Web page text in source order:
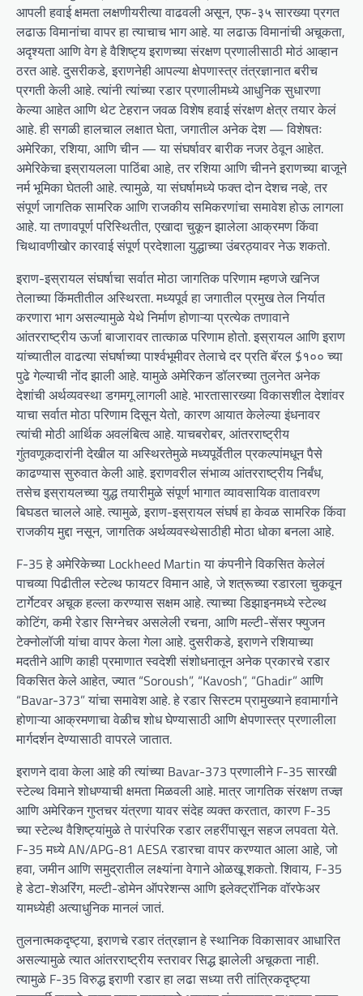
आपली हवाई क्षमता लक्षणीयरीत्या वाढवली असून, एफ-३५ सारख्या प्रगत
लढाऊ विमानांचा वापर हा त्याचाच भाग आहे. या लढाऊ विमानांची अचूकता,
अदृश्यता आणि वेग हे वैशिष्ट्य इराणच्या संरक्षण प्रणालीसाठी मोठं आव्हान
ठरत आहे. दुसरीकडे, इराणनेही आपल्या क्षेपणास्त्र तंत्रज्ञानात बरीच
प्रगती केली आहे. त्यांनी त्यांच्या रडार प्रणालीमध्ये आधुनिक सुधारणा
केल्या आहेत आणि थेट टेहरान जवळ विशेष हवाई संरक्षण क्षेत्र तयार केलं
आहे. ही सगळी हालचाल लक्षात घेता, जगातील अनेक देश — विशेषतः
अमेरिका, रशिया, आणि चीन — या संघर्षावर बारीक नजर ठेवून आहेत.
अमेरिकेचा इस्रायलला पाठिंबा आहे, तर रशिया आणि चीनने इराणच्या बाजूने
नर्म भूमिका घेतली आहे. त्यामुळे, या संघर्षामध्ये फक्त दोन देशच नव्हे, तर
संपूर्ण जागतिक सामरिक आणि राजकीय समिकरणांचा समावेश होऊ लागला
आहे. या तणावपूर्ण परिस्थितीत, एखादा चुकून झालेला आक्रमण किंवा
चिथावणीखोर कारवाई संपूर्ण प्रदेशाला युद्धाच्या उंबरठ्यावर नेऊ शकतो.
इराण-इस्रायल संघर्षाचा सर्वात मोठा जागतिक परिणाम म्हणजे खनिज
तेलाच्या किंमतीतील अस्थिरता. मध्यपूर्व हा जगातील प्रमुख तेल निर्यात
करणारा भाग असल्यामुळे येथे निर्माण होणाऱ्या प्रत्येक तणावाने
आंतरराष्ट्रीय ऊर्जा बाजारावर तात्काळ परिणाम होतो. इस्रायल आणि इराण
यांच्यातील वाढत्या संघर्षाच्या पार्श्वभूमीवर तेलाचे दर प्रति बॅरल $१०० च्या
पुढे गेल्याची नोंद झाली आहे. यामुळे अमेरिकन डॉलरच्या तुलनेत अनेक
देशांची अर्थव्यवस्था डगमगू लागली आहे. भारतासारख्या विकासशील देशांवर
याचा सर्वात मोठा परिणाम दिसून येतो, कारण आयात केलेल्या इंधनावर
त्यांची मोठी आर्थिक अवलंबित्व आहे. याचबरोबर, आंतरराष्ट्रीय
गुंतवणूकदारांनी देखील या अस्थिरतेमुळे मध्यपूर्वेतील प्रकल्पांमधून पैसे
काढण्यास सुरुवात केली आहे. इराणवरील संभाव्य आंतरराष्ट्रीय निर्बंध,
तसेच इस्रायलच्या युद्ध तयारीमुळे संपूर्ण भागात व्यावसायिक वातावरण
बिघडत चालले आहे. त्यामुळे, इराण-इस्रायल संघर्ष हा केवळ सामरिक किंवा
राजकीय मुद्दा नसून, जागतिक अर्थव्यवस्थेसाठीही मोठा धोका बनला आहे.
F-35 हे अमेरिकेच्या Lockheed Martin या कंपनीने विकसित केलेलं
पाचव्या पिढीतील स्टेल्थ फायटर विमान आहे, जे शत्रूच्या रडारला चुकवून
टार्गेटवर अचूक हल्ला करण्यास सक्षम आहे. त्याच्या डिझाइनमध्ये स्टेल्थ
कोटिंग, कमी रेडार सिग्नेचर असलेली रचना, आणि मल्टी-सेंसर फ्युजन
टेक्नोलॉजी यांचा वापर केला गेला आहे. दुसरीकडे, इराणने रशियाच्या
मदतीने आणि काही प्रमाणात स्वदेशी संशोधनातून अनेक प्रकारचे रडार
विकसित केले आहेत, ज्यात “Soroush”, “Kavosh”, “Ghadir” आणि
“Bavar-373” यांचा समावेश आहे. हे रडार सिस्टम प्रामुख्याने हवामार्गाने
होणाऱ्या आक्रमणाचा वेळीच शोध घेण्यासाठी आणि क्षेपणास्त्र प्रणालीला
मार्गदर्शन देण्यासाठी वापरले जातात.
इराणने दावा केला आहे की त्यांच्या Bavar-373 प्रणालीने F-35 सारखी
स्टेल्थ विमाने शोधण्याची क्षमता मिळवली आहे. मात्र जागतिक संरक्षण तज्ज्ञ
आणि अमेरिकन गुप्तचर यंत्रणा यावर संदेह व्यक्त करतात, कारण F-35
च्या स्टेल्थ वैशिष्ट्यांमुळे ते पारंपरिक रडार लहरींपासून सहज लपवता येते.
F-35 मध्ये AN/APG-81 AESA रडारचा वापर करण्यात आला आहे, जो
हवा, जमीन आणि समुद्रातील लक्ष्यांना वेगाने ओळखू शकतो. शिवाय, F-35
हे डेटा-शेअरिंग, मल्टी-डोमेन ऑपरेशन्स आणि इलेक्ट्रॉनिक वॉरफेअर
यामध्येही अत्याधुनिक मानलं जातं.
तुलनात्मकदृष्ट्या, इराणचे रडार तंत्रज्ञान हे स्थानिक विकासावर आधारित
असल्यामुळे त्यात आंतरराष्ट्रीय स्तरावर सिद्ध झालेली अचूकता नाही.
त्यामुळे F-35 विरुद्ध इराणी रडार हा लढा सध्या तरी तांत्रिकदृष्ट्या